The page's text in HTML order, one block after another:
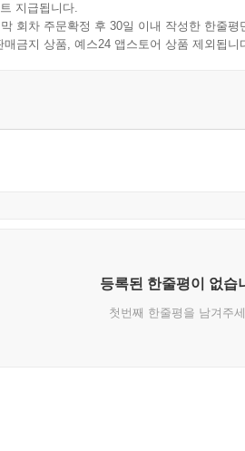
지급됩니다.
회차 주문확정 후 30일 이내 작성한 한줄평
금지 상품, 예스24 앱스토어 상품 제외됩니
등록된 한줄평이 없습
첫번째 한줄평을 남겨주